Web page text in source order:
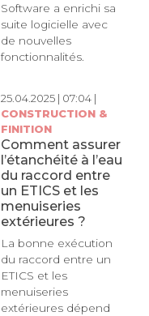
Software a enrichi sa
suite logicielle avec
de nouvelles
fonctionnalités.
25.04.2025 | 07:04 |
CONSTRUCTION &
FINITION
Comment assurer
l’étanchéité à l’eau
du raccord entre
un ETICS et les
menuiseries
extérieures ?
La bonne exécution
du raccord entre un
ETICS et les
menuiseries
extérieures dépend